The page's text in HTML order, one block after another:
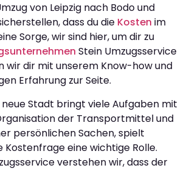
von Leipzig nach Bodo und
dass du die Kosten im
Sorge, wir sind hier, um dir zu
Stein Umzugsservice
wir dir mit unserem Know-how und
Erfahrung zur Seite.
neue Stadt bringt viele Aufgaben mit
der Transportmittel und
persönlichen Sachen, spielt
Kostenfrage eine wichtige Rolle.
verstehen wir, dass der